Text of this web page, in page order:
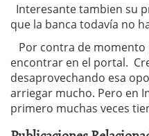
Interesante tambien su
que la banca todavía no
Por contra de momento
encontrar en el portal.
desaprovechando esa
arriegar mucho. Pero en
primero muchas veces